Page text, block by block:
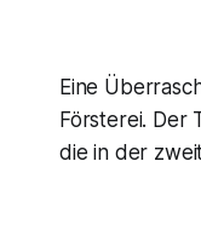
Eine
Försterei. Der
die in der